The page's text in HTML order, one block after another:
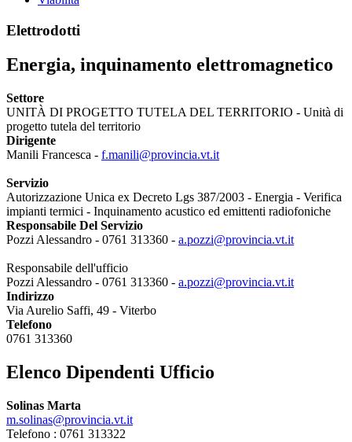
Elettrodotti
Energia, inquinamento elettromagnetico
Settore
UNITÀ DI PROGETTO TUTELA DEL TERRITORIO - Unità di
progetto tutela del territorio
Dirigente
Manili Francesca - f.manili@provincia.vt.it
Servizio
Autorizzazione Unica ex Decreto Lgs 387/2003 - Energia - Verifica
impianti termici - Inquinamento acustico ed emittenti radiofoniche
Responsabile Del Servizio
Pozzi Alessandro - 0761 313360 - a.pozzi@provincia.vt.it
Responsabile dell'ufficio
Pozzi Alessandro - 0761 313360 - a.pozzi@provincia.vt.it
Indirizzo
Via Aurelio Saffi, 49 - Viterbo
Telefono
0761 313360
Elenco Dipendenti Ufficio
Solinas Marta
m.solinas@provincia.vt.it
Telefono : 0761 313322